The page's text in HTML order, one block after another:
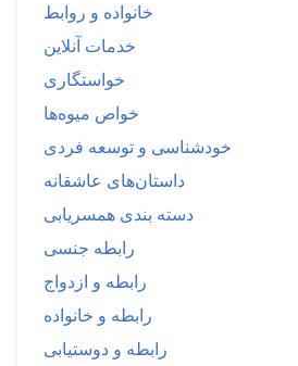
خانواده و روابط
خدمات آنلاین
خواستگاری
خواص میوه‌ها
خودشناسی و توسعه فردی
داستان‌های عاشقانه
دسته بندی همسریابی
رابطه جنسی
رابطه و ازدواج
رابطه و خانواده
رابطه و دوستیابی